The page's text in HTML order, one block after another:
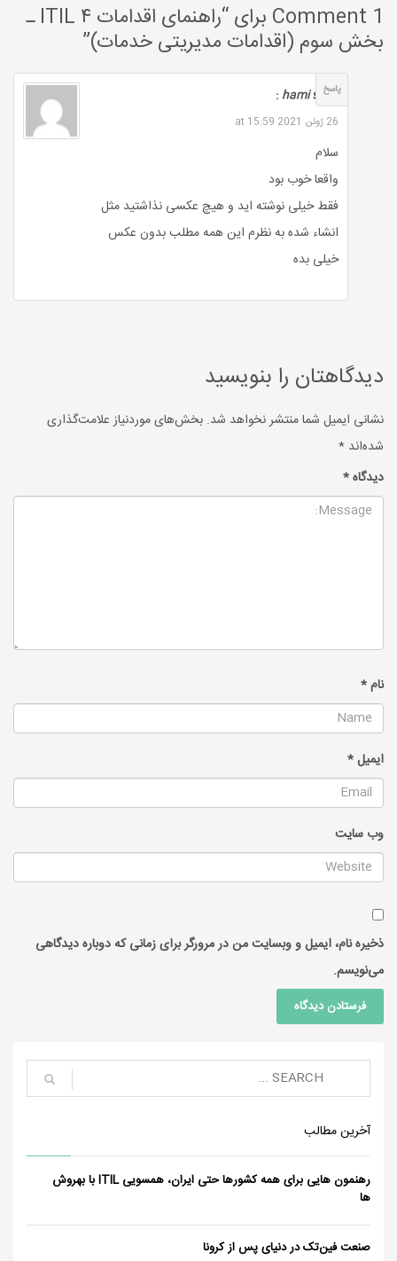
1 Comment برای “راهنمای اقدامات ITIL ۴ ـ
بخش سوم (اقدامات مدیریتی خدمات)”
hamisays :
پاسخ
26 ژوئن 2021 at 15:59
سلام
واقعا خوب بود
فقط خیلی نوشته اید و هیچ عکسی نذاشتید مثل
انشاء شده به نظرم این همه مطلب بدون عکس
خیلی بده
دیدگاهتان را بنویسید
نشانی ایمیل شما منتشر نخواهد شد. بخش‌های موردنیاز علامت‌گذاری
شده‌اند *
دیدگاه*
نام*
ایمیل*
وب‌ سایت
ذخیره نام، ایمیل و وبسایت من در مرورگر برای زمانی که دوباره دیدگاهی
می‌نویسم.
آخرین مطالب
رهنمون هایی برای همه کشورها حتی ایران، همسویی ITIL
با بهروش ها